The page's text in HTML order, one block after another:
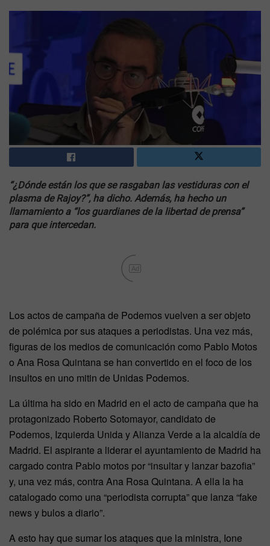
“¿Dónde están los que se rasgaban las vestiduras con el
plasma de Rajoy?”, ha dicho. Además, ha hecho un
llamamiento a “los guardianes de la libertad de prensa”
para que intercedan.
Ad
Los actos de campaña de Podemos vuelven a ser objeto
de polémica por sus ataques a periodistas. Una vez más,
figuras de los medios de comunicación como Pablo Motos
o Ana Rosa Quintana se han convertido en el foco de los
insultos en uno mitin de Unidas Podemos.
La última ha sido en Madrid en el acto de campaña que ha
protagonizado Roberto Sotomayor, candidato de
Podemos, Izquierda Unida y Alianza Verde a la alcaldía de
Madrid. El aspirante a liderar el ayuntamiento de Madrid ha
cargado contra Pablo motos por “insultar y lanzar bazofia”
y, una vez más, contra Ana Rosa Quintana. A ella la ha
catalogado como una “periodista corrupta” que lanza “fake
news y bulos a diario”.
A esto hay que sumar los ataques que la ministra, Ione